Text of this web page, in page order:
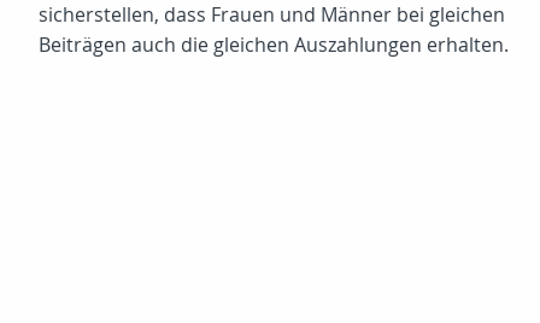
sicherstellen, dass Frauen und Männer bei gleichen
Beiträgen auch die gleichen Auszahlungen erhalten.